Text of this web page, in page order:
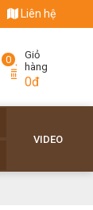
Liên hệ
0
Giỏ
hàng
0đ
VIDEO